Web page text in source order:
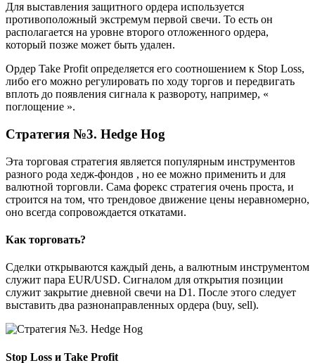
Для выставления защитного ордера используется
противоположный экстремум первой свечи. То есть он
располагается на уровне второго отложенного ордера,
который позже может быть удален.
Ордер Take Profit определяется его соотношением к Stop Loss,
либо его можно регулировать по ходу торгов и передвигать
вплоть до появления сигнала к развороту, например, «
поглощение ».
Стратегия №3. Hedge Hog
Эта торговая стратегия является популярным инструментов
разного рода хедж-фондов , но ее можно применить и для
валютной торговли. Сама форекс стратегия очень проста, и
строится на том, что трендовое движение цены неравномерно,
оно всегда сопровождается откатами.
Как торговать?
Сделки открываются каждый день, а валютным инструментом
служит пара EUR/USD. Сигналом для открытия позиции
служит закрытие дневной свечи на D1. После этого следует
выставить два разнонаправленных ордера (buy, sell).
Stop Loss и Take Profit